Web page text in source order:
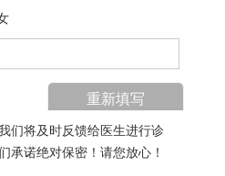
们将及时反馈给医生进行诊
承诺绝对保密！请您放心！